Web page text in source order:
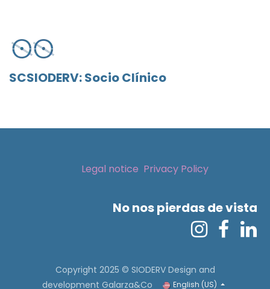
SCSIODERV: Socio Clínico
No nos pierdas de vista